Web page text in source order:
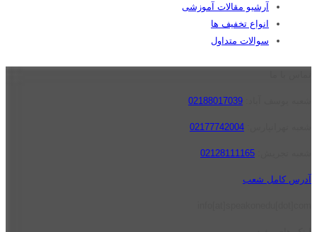
آرشیو مقالات آموزشی
انواع تخفیف ها
سوالات متداول
02188017039
02177742004
02128111165
آدرس کامل شعب